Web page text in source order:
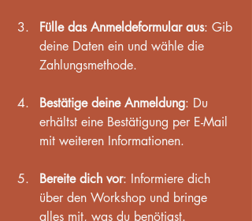
Fülle das Anmeldeformular aus: Gib
deine Daten ein und wähle die
Zahlungsmethode.
Bestätige deine Anmeldung: Du
erhältst eine Bestätigung per E-Mail
mit weiteren Informationen.
Bereite dich vor: Informiere dich
über den Workshop und bringe
alles mit, was du benötigst.